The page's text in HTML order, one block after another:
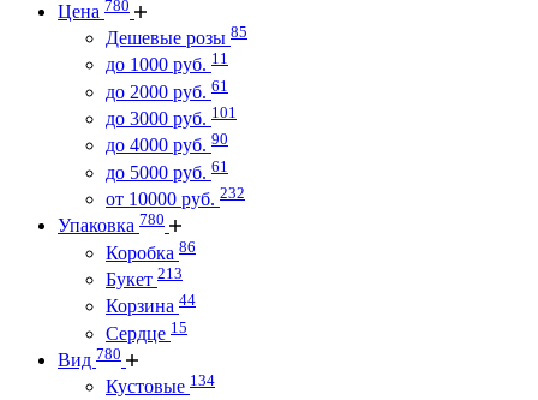
Цена 780
Дешевые розы 85
до 1000 руб. 11
до 2000 руб. 61
до 3000 руб. 101
до 4000 руб. 90
до 5000 руб. 61
от 10000 руб. 232
Упаковка 780
Коробка 86
Букет 213
Корзина 44
Сердце 15
Вид 780
Кустовые 134